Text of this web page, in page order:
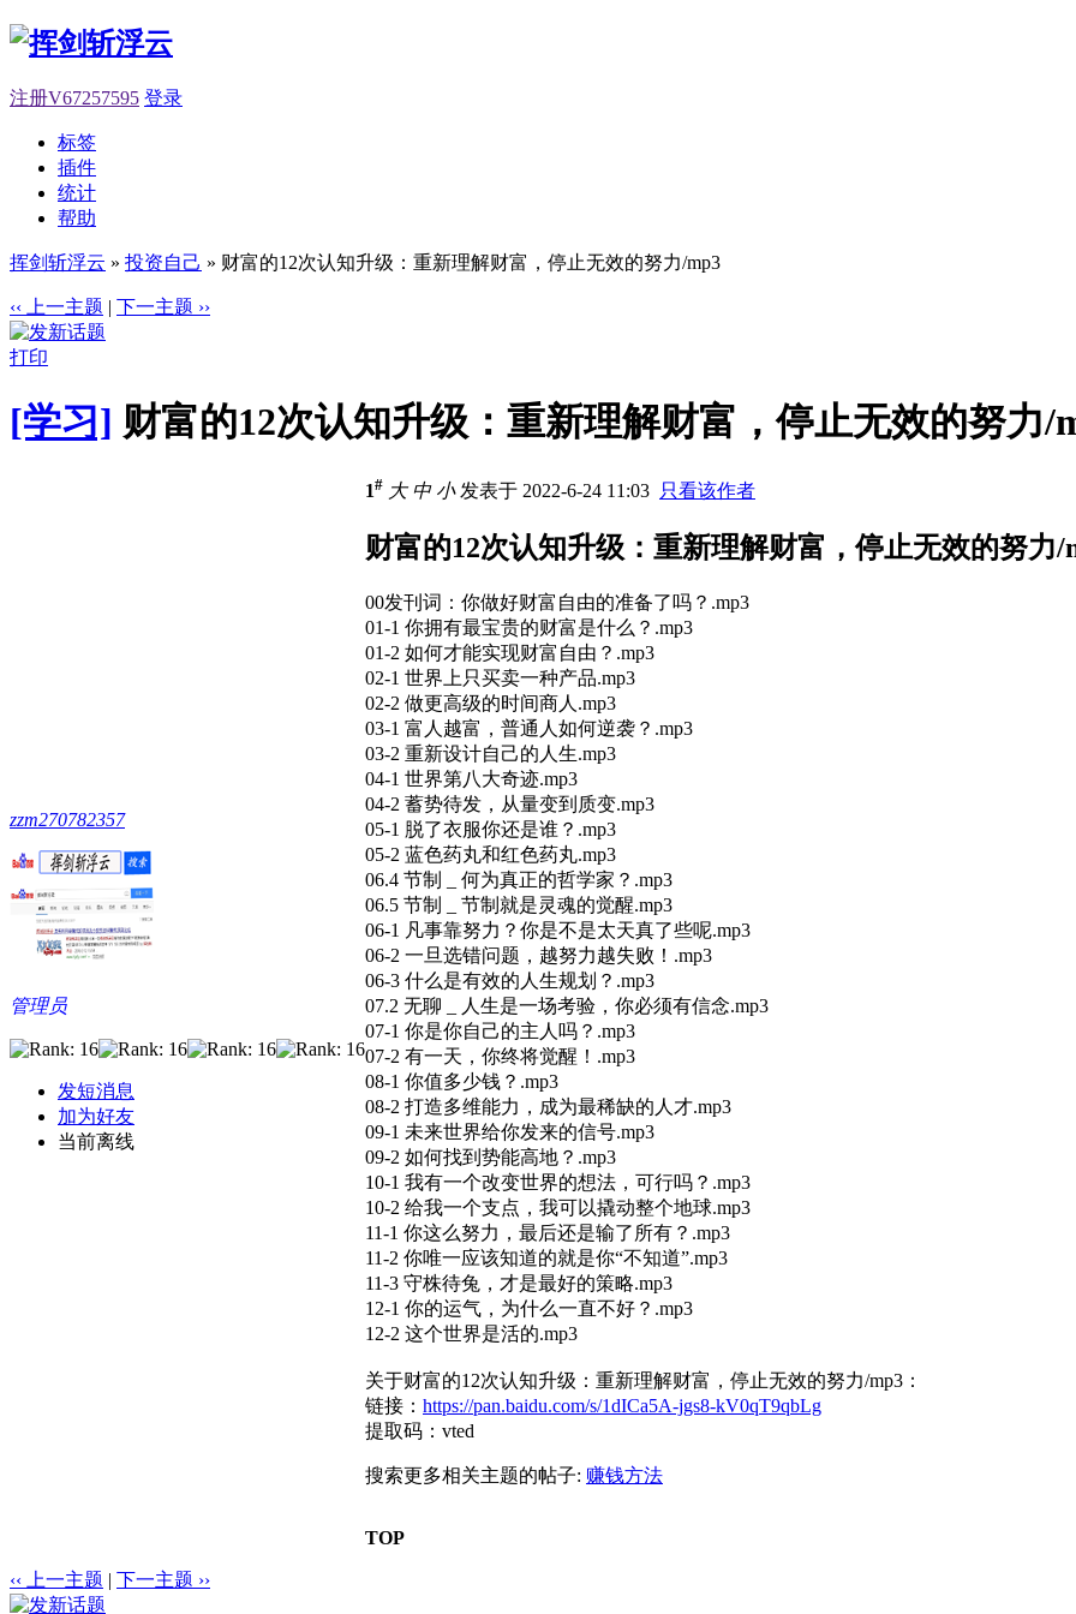
注册V67257595 登录
标签
插件
统计
帮助
挥剑斩浮云 » 投资自己 » 财富的12次认知升级：重新理解财富，停止无效的努力/mp3
‹‹ 上一主题 | 下一主题 ››
打印
[学习] 财富的12次认知升级：重新理解财富，停止无效的努力/
zzm270782357
管理员
发短消息
加为好友
当前离线
1# 大 中 小发表于 2022-6-24 11:03 只看该作者
财富的12次认知升级：重新理解财富，停止无效的努力/
00发刊词：你做好财富自由的准备了吗？.mp3
01-1 你拥有最宝贵的财富是什么？.mp3
01-2 如何才能实现财富自由？.mp3
02-1 世界上只买卖一种产品.mp3
02-2 做更高级的时间商人.mp3
03-1 富人越富，普通人如何逆袭？.mp3
03-2 重新设计自己的人生.mp3
04-1 世界第八大奇迹.mp3
04-2 蓄势待发，从量变到质变.mp3
05-1 脱了衣服你还是谁？.mp3
05-2 蓝色药丸和红色药丸.mp3
06.4 节制 _ 何为真正的哲学家？.mp3
06.5 节制 _ 节制就是灵魂的觉醒.mp3
06-1 凡事靠努力？你是不是太天真了些呢.mp3
06-2 一旦选错问题，越努力越失败！.mp3
06-3 什么是有效的人生规划？.mp3
07.2 无聊 _ 人生是一场考验，你必须有信念.mp3
07-1 你是你自己的主人吗？.mp3
07-2 有一天，你终将觉醒！.mp3
08-1 你值多少钱？.mp3
08-2 打造多维能力，成为最稀缺的人才.mp3
09-1 未来世界给你发来的信号.mp3
09-2 如何找到势能高地？.mp3
10-1 我有一个改变世界的想法，可行吗？.mp3
10-2 给我一个支点，我可以撬动整个地球.mp3
11-1 你这么努力，最后还是输了所有？.mp3
11-2 你唯一应该知道的就是你“不知道”.mp3
11-3 守株待兔，才是最好的策略.mp3
12-1 你的运气，为什么一直不好？.mp3
12-2 这个世界是活的.mp3
关于财富的12次认知升级：重新理解财富，停止无效的努力/mp3：
链接： https://pan.baidu.com/s/1dICa5A-jgs8-kV0qT9qbLg
提取码：vted
搜索更多相关主题的帖子: 赚钱方法
TOP
‹‹ 上一主题 | 下一主题 ››